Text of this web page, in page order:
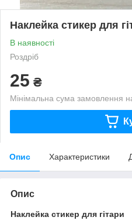
Наклейка стикер для
В наявності
Роздріб
25 ₴
Мінімальна сума замовлення
Опис Характеристики
Опис
Наклейка стикер для гітари